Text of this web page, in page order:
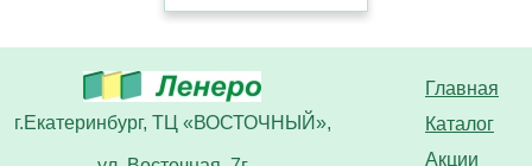
Главная
Каталог
Акции
г.Екатеринбург, ТЦ «ВОСТОЧНЫЙ»,